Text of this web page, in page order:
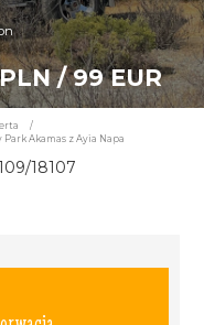
/ 99 EUR
/
Akamas z Ayia Napa
18107